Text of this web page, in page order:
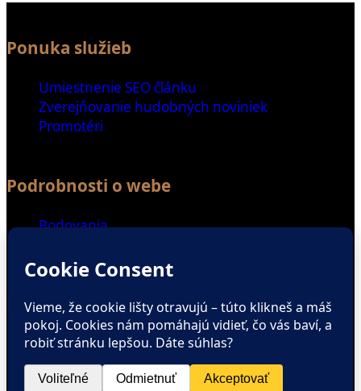
Ponuka služieb
Umiestnenie SEO článku
Zverejňovanie hudobných noviniek
Promotéri
Podrobnosti o webe
Bodovania
Ďalšie odkazy
Spriatelené weby
Zaujímavé čítanie
ENGLISH SECTION